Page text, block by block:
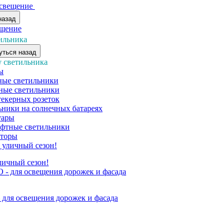
назад
светильники
светильники
розеток
на солнечных батареях
светильники
сезон!
освещения дорожек и фасада